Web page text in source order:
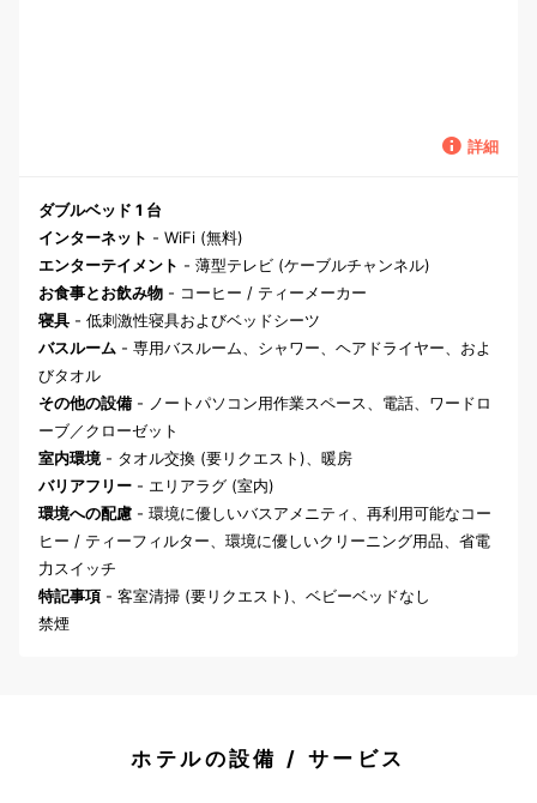
詳細
ダブルベッド 1 台
インターネット - WiFi (無料)
エンターテイメント - 薄型テレビ (ケーブルチャンネル)
お食事とお飲み物 - コーヒー / ティーメーカー
寝具 - 低刺激性寝具およびベッドシーツ
バスルーム - 専用バスルーム、シャワー、ヘアドライヤー、およ
びタオル
その他の設備 - ノートパソコン用作業スペース、電話、ワードロ
ーブ／クローゼット
室内環境 - タオル交換 (要リクエスト)、暖房
バリアフリー - エリアラグ (室内)
環境への配慮 - 環境に優しいバスアメニティ、再利用可能なコー
ヒー / ティーフィルター、環境に優しいクリーニング用品、省電
力スイッチ
特記事項 - 客室清掃 (要リクエスト)、ベビーベッドなし
禁煙
ホテルの設備 / サービス